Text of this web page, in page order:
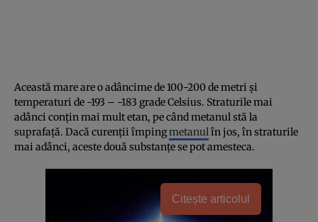
Această mare are o adâncime de 100-200 de metri şi
temperaturi de -193 – -183 grade Celsius. Straturile mai
adânci conţin mai mult etan, pe când metanul stă la
suprafaţă. Dacă curenţii împingmetanulîn jos, în straturile
mai adânci, aceste două substanţe se pot amesteca.
Citește articolul